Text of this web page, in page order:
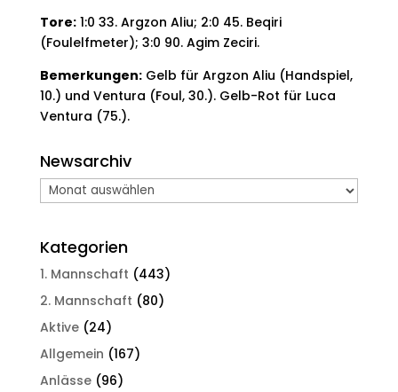
Tore:1:0 33. Argzon Aliu; 2:0 45. Beqiri
(Foulelfmeter); 3:0 90. Agim Zeciri.
Bemerkungen:Gelb für Argzon Aliu (Handspiel,
10.) und Ventura (Foul, 30.). Gelb-Rot für Luca
Ventura (75.).
Newsarchiv
Newsarchiv
Kategorien
1. Mannschaft (443)
2. Mannschaft (80)
Aktive(24)
Allgemein (167)
Anlässe(96)